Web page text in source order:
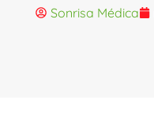
Sonrisa Médica